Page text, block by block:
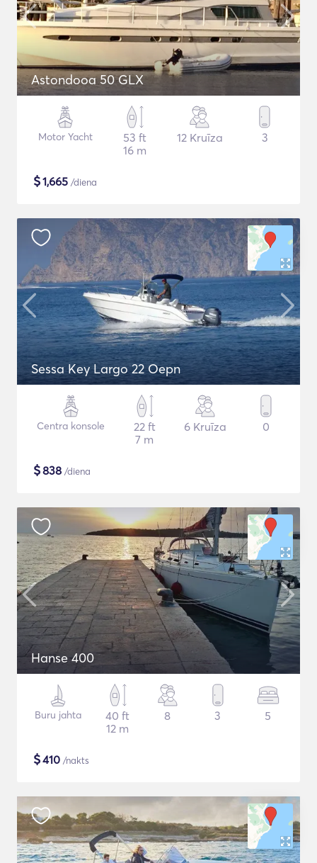
Astondooa 50 GLX
Motor Yacht
53 ft
16 m
12 Kruīza 3
$1,665 /diena
Sessa Key Largo 22 Oepn
Centra konsole
22 ft
7 m
6 Kruīza 0
$838 /diena
Hanse 400
Buru jahta
40 ft
12 m
8 3 5
$410 /nakts